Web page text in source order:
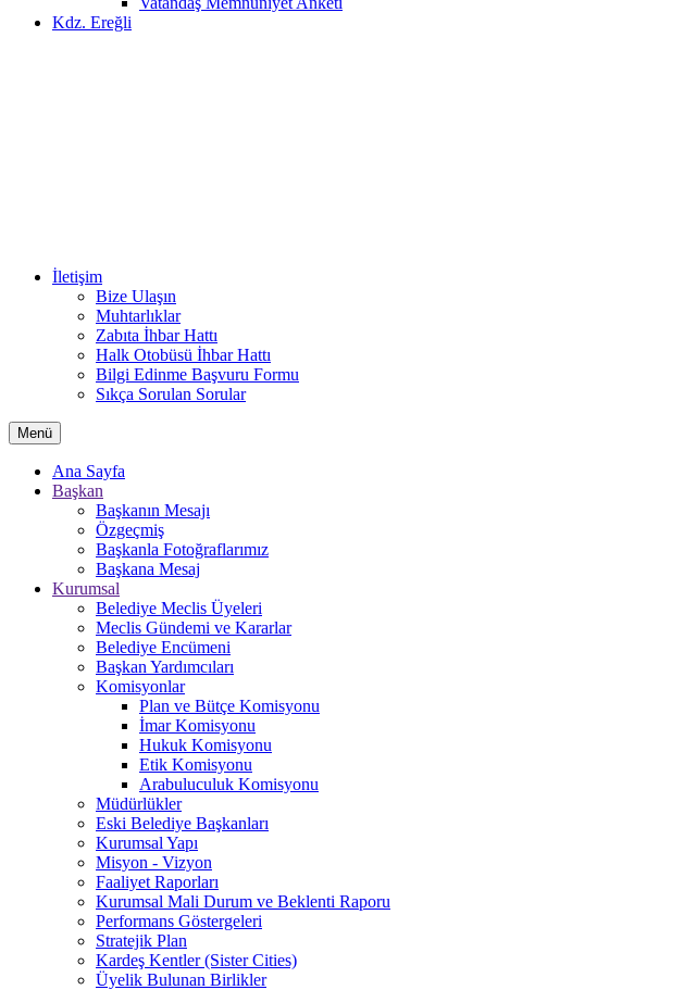
Kdz. Ereğli
İletişim
Bize Ulaşın
Muhtarlıklar
Zabıta İhbar Hattı
Halk Otobüsü İhbar Hattı
Bilgi Edinme Başvuru Formu
Sıkça Sorulan Sorular
Menü
Ana Sayfa
Başkan
Başkanın Mesajı
Özgeçmiş
Başkanla Fotoğraflarımız
Başkana Mesaj
Kurumsal
Belediye Meclis Üyeleri
Meclis Gündemi ve Kararlar
Belediye Encümeni
Başkan Yardımcıları
Komisyonlar
Plan ve Bütçe Komisyonu
İmar Komisyonu
Hukuk Komisyonu
Etik Komisyonu
Arabuluculuk Komisyonu
Müdürlükler
Eski Belediye Başkanları
Kurumsal Yapı
Misyon - Vizyon
Faaliyet Raporları
Kurumsal Mali Durum ve Beklenti Raporu
Performans Göstergeleri
Stratejik Plan
Kardeş Kentler (Sister Cities)
Üyelik Bulunan Birlikler